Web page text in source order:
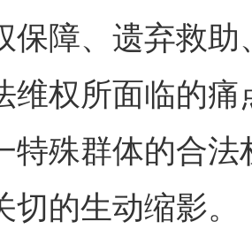
保障、遗弃救
维权所面临的
特殊群体的合
切的生动缩影。